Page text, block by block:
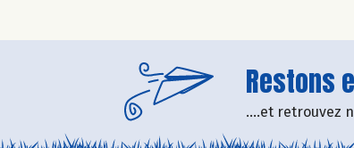
Restons
....et retrouvez